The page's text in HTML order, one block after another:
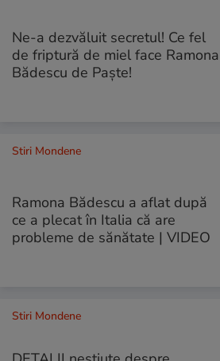
Ne-a dezvăluit secretul! Ce fel
de friptură de miel face Ramona
Bădescu de Paşte!
Stiri Mondene
Ramona Bădescu a aflat după
ce a plecat în Italia că are
probleme de sănătate | VIDEO
Stiri Mondene